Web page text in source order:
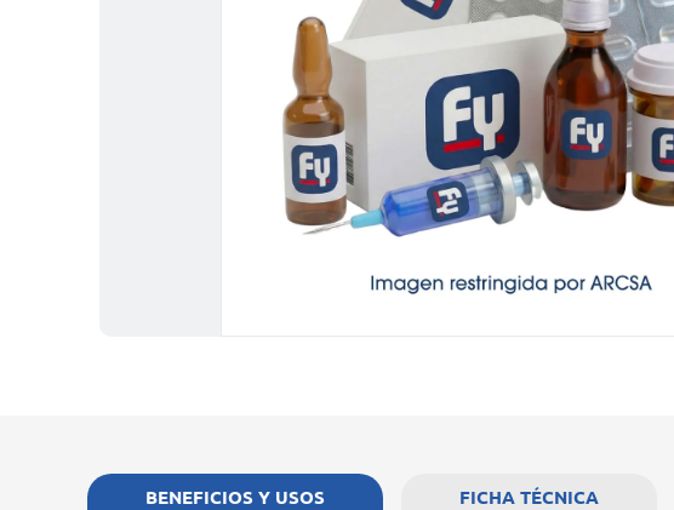
BENEFICIOS Y USOS FICHA TÉCNICA